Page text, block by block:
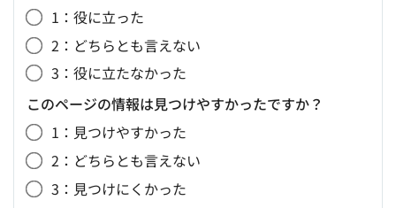
1：役に立った
2：どちらとも言えない
3：役に立たなかった
このページの情報は見つけやすかったですか？
1：見つけやすかった
2：どちらとも言えない
3：見つけにくかった